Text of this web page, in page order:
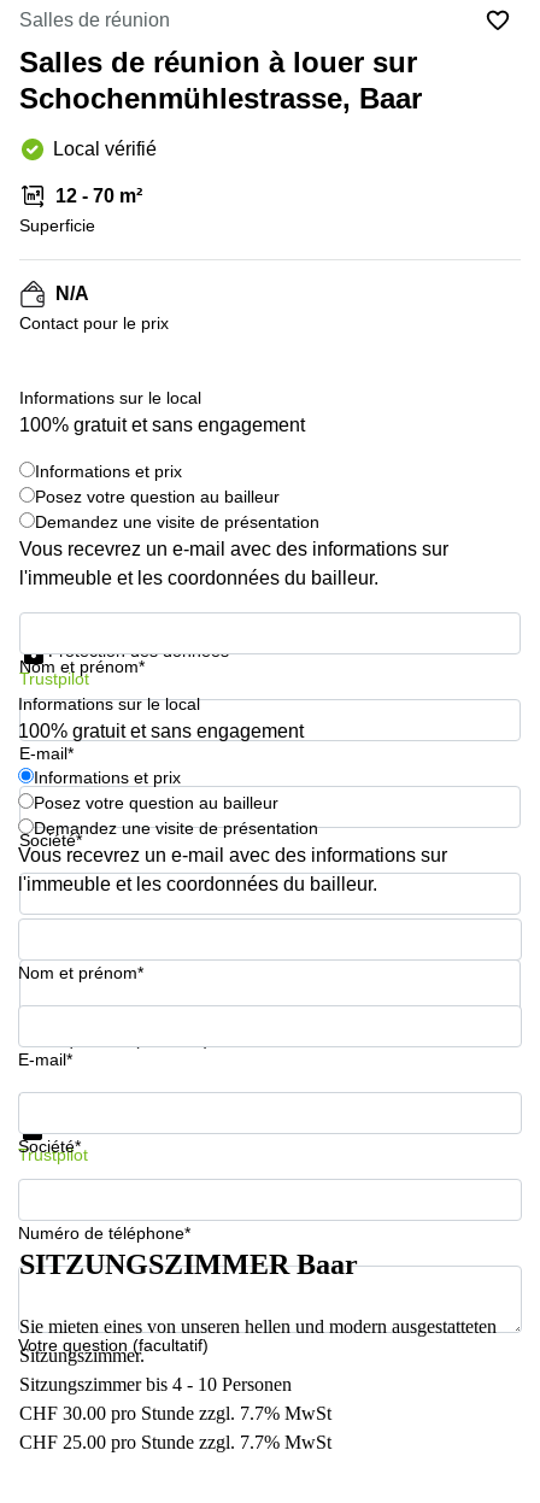
Coworking
Genève
Coworking
Lausanne
Basel
Coworking
Lugano
Coworking
Coworking
Nyon
Versoix
Coworking
Meyrin
Salle
réunion
Salles
de
réunion
Genève
Salle de
réunion
Lausanne
Business
center
Lausanne
Rue de
la Cité
1
Genève
Place
de la
12
Genève
Rue de la
Corraterie
5 Genève
Bamba
1-3
Genève
Rue de
Lausanne
69
Genève
Avenue
Genève
Quai
de l’Ile
13
Genève
Suisse
8A
Etoy
Esplanade
Rouge 4
Lancy
de
Meyrin
267
Chemin
de la
Martigny
Route
7 Nyon
Z. A.
La
Pièce
1
Rolle
Salles de réunion
Salles de réunion à louer sur
Schochenmühlestrasse, Baar
Local vérifié
12 - 70 m²
Superficie
N/A
Contact pour le prix
Informations sur le local
100% gratuit et sans engagement
Informations et prix
Posez votre question au bailleur
Demandez une visite de présentation
Vous recevrez un e-mail avec des informations sur
l'immeuble et les coordonnées du bailleur.
Nom et prénom*
E-mail*
Société*
Numéro de téléphone*
Protection des données
Trustpilot
Informations sur le local
100% gratuit et sans engagement
Informations et prix
Posez votre question au bailleur
Demandez une visite de présentation
Vous recevrez un e-mail avec des informations sur
l'immeuble et les coordonnées du bailleur.
Nom et prénom*
E-mail*
Société*
Numéro de téléphone*
Votre question (facultatif)
Informations et prix
Trustpilot
SITZUNGSZIMMER Baar
Sie mieten eines von unseren hellen und modern ausgestatteten
Sitzungszimmer.
Sitzungszimmer bis 4 - 10 Personen
CHF 30.00 pro Stunde zzgl. 7.7% MwSt
CHF 25.00 pro Stunde zzgl. 7.7% MwSt